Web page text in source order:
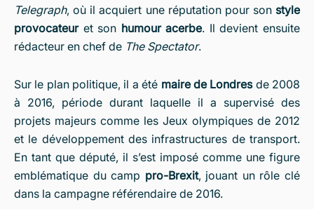
Telegraph, où il acquiert une réputation pour son style
provocateuret son humour acerbe. Il devient ensuite
rédacteur en chef de The Spectator.
Sur le plan politique, il a été maire de Londresde 2008
à 2016, période durant laquelle il a supervisé des
projets majeurs comme les Jeux olympiques de 2012
et le développement des infrastructures de transport.
En tant que député, il s’est imposé comme une figure
emblématique du camp pro-Brexit, jouant un rôle clé
dans la campagne référendaire de 2016.